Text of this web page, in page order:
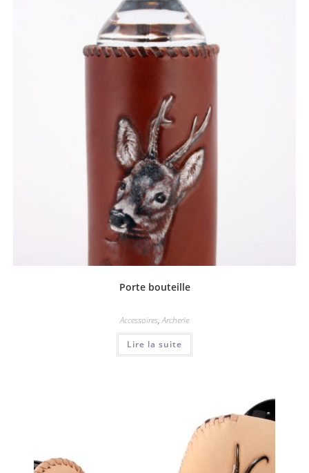
Porte bouteille
Accessoires,Archerie
Lire la suite